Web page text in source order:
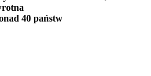
40 państw